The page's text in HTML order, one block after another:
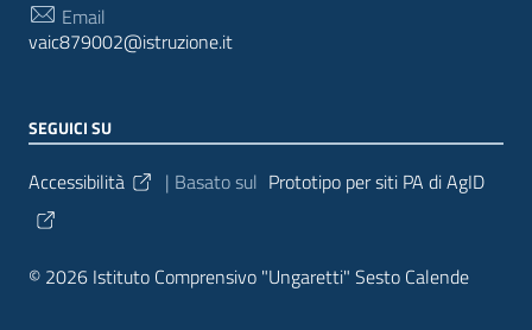
Email
vaic879002@istruzione.it
SEGUICI SU
Sezione Link Utili
Accessibilità | Basato sul Prototipo per siti PA di AgID
© 2026 Istituto Comprensivo "Ungaretti" Sesto Calende